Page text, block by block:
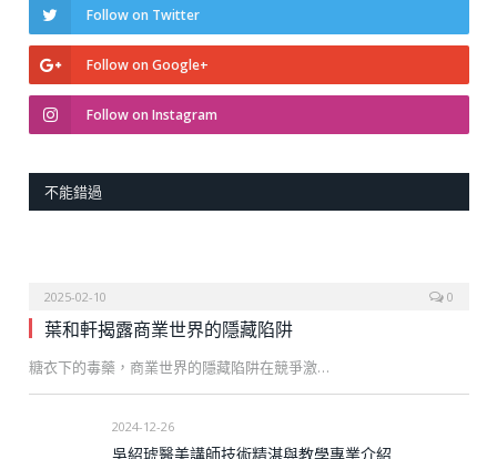
Follow on Twitter
Follow on Google+
Follow on Instagram
不能錯過
2025-02-10 0
葉和軒揭露商業世界的隱藏陷阱
糖衣下的毒藥，商業世界的隱藏陷阱在競爭激…
2024-12-26
吳紹琥醫美講師技術精湛與教學專業介紹